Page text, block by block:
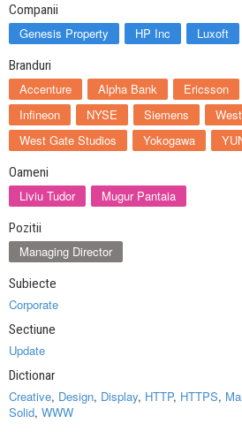
Companii
Genesis Property HP Inc Luxoft
Branduri
Accenture Alpha Bank Ericsson
Infineon
NYSE Siemens
West Gate Studios
Yokogawa
Oameni
Liviu Tudor Mugur Pantaia
Pozitii
Managing Director
Subiecte
Corporate
Sectiune
Update
Dictionar
Creative, Design, Display, HTTP, HTTPS,
Solid, WWW